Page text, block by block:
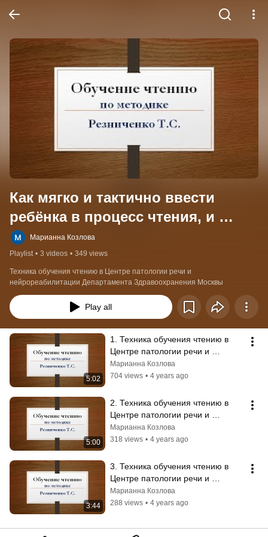
Как мягко и тактично ввести
ребёнка в процесс чтения, и
чтобы ему легко и просто было
запоминать слоги.
Марианна Козлова
Playlist • 3 videos • 349 views
Техника обучения чтению в Центре патологии речи и
нейрореабилитации Департамента Здравоохранения Москвы
Play all
5:02
1. Техника обучения чтению в
Центре патологии речи и
нейрореабилитации Деп-та
Здравоохранения Москвы
Марианна Козлова
704 views • 4 years ago
5:00
2. Техника обучения чтению в
Центре патологии речи и
нейрореабилитации Деп-та
Здравоохранения Москвы
Марианна Козлова
318 views • 4 years ago
3:44
3. Техника обучения чтению в
Центре патологии речи и
нейрореабилитации Деп-та
Здравоохранения Москвы
Марианна Козлова
288 views • 4 years ago